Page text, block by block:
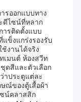
รออกแบบทาง
ดีไซน์ที่หลาก
ารติดตั้งแบบ
แข็งแกร่งรองรับ
ช้งานได้จริง
เมนต์ ห้องสวีท
ดสีและตัวเลือก
าประตูแต่ละ
ณ์ของตู้เสื้อผ้า
น์คลาสสิก